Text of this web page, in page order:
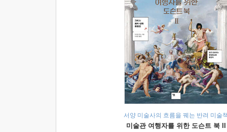
서양 미술사의 흐름을 꿰는 반려 미술
미술관 여행자를 위한 도슨트 북 II